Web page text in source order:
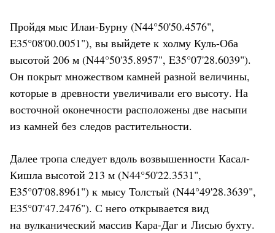
Пройдя мыс Илаи-Бурну (N44°50'50.4576",
E35°08'00.0051"), вы выйдете к холму Куль-Оба
высотой 206 м (N44°50'35.8957", E35°07'28.6039").
Он покрыт множеством камней разной величины,
которые в древности увеличивали его высоту. На
восточной оконечности расположены две насыпи
из камней без следов растительности.
Далее тропа следует вдоль возвышенности Касал-
Кишла высотой 213 м (N44°50'22.3531",
E35°07'08.8961") к мысу Толстый (N44°49'28.3639",
E35°07'47.2476"). С него открывается вид
на вулканический массив Кара-Даг и Лисью бухту.